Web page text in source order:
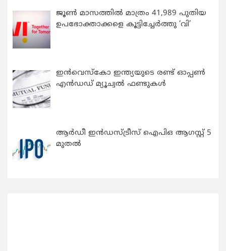
ജൂൺ മാസത്തിൽ മാത്രം 41,989 പുതിയ
ഉപഭോക്താക്കളെ കൂട്ടിച്ചേർത്തു ‘വി’
ഇന്‍വെസ്കോ ഇന്ത്യയുടെ രണ്ട് ഓപ്പണ്‍
എന്‍ഡഡ് മ്യൂച്വല്‍ ഫണ്ടുകള്‍
ആർഡീ ഇൻഡസ്ട്രീസ് ഐപിഒ ആഗസ്റ്റ് 5
മുതൽ